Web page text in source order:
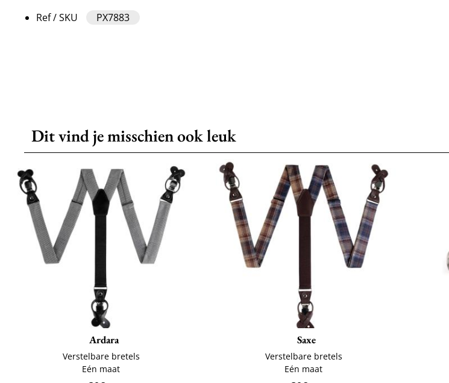
Ref / SKU PX7883
Dit vind je misschien ook leuk
Ardara
Verstelbare bretels
Eén maat
Saxe
Verstelbare bretels
Eén maat